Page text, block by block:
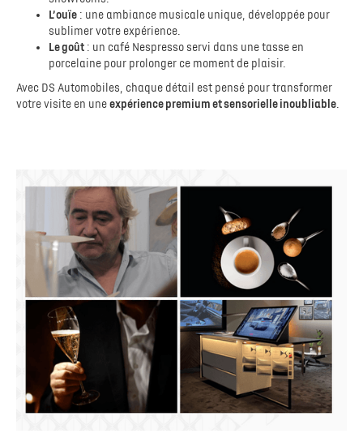
L’ouïe : une ambiance musicale unique, développée pour
sublimer votre expérience.
Le goût : un café Nespresso servi dans une tasse en
porcelaine pour prolonger ce moment de plaisir.
Avec DS Automobiles, chaque détail est pensé pour transformer
votre visite en une expérience premium et sensorielle inoubliable.